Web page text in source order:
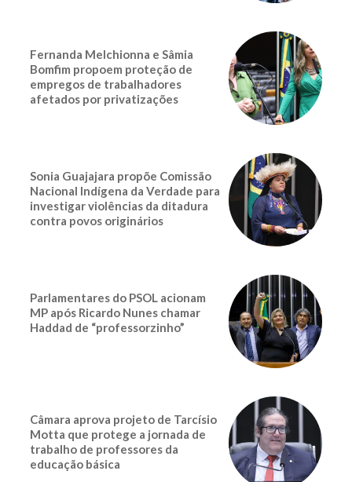
Fernanda Melchionna e Sâmia
Bomfim propoem proteção de
empregos de trabalhadores
afetados por privatizações
Sonia Guajajara propõe Comissão
Nacional Indígena da Verdade para
investigar violências da ditadura
contra povos originários
Parlamentares do PSOL acionam
MP após Ricardo Nunes chamar
Haddad de “professorzinho”
Câmara aprova projeto de Tarcísio
Motta que protege a jornada de
trabalho de professores da
educação básica